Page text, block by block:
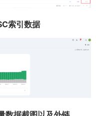
索引数据